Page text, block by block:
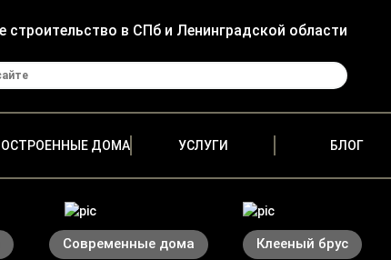
строительство в СПб и Ленинградской области
ДОМА УСЛУГИ БЛОГ
Современные дома Клееный брус